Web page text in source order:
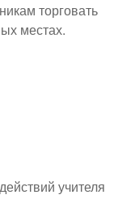
торговать
местах.
учителя